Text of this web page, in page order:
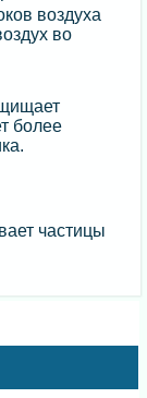
воздуха
во
более
частицы